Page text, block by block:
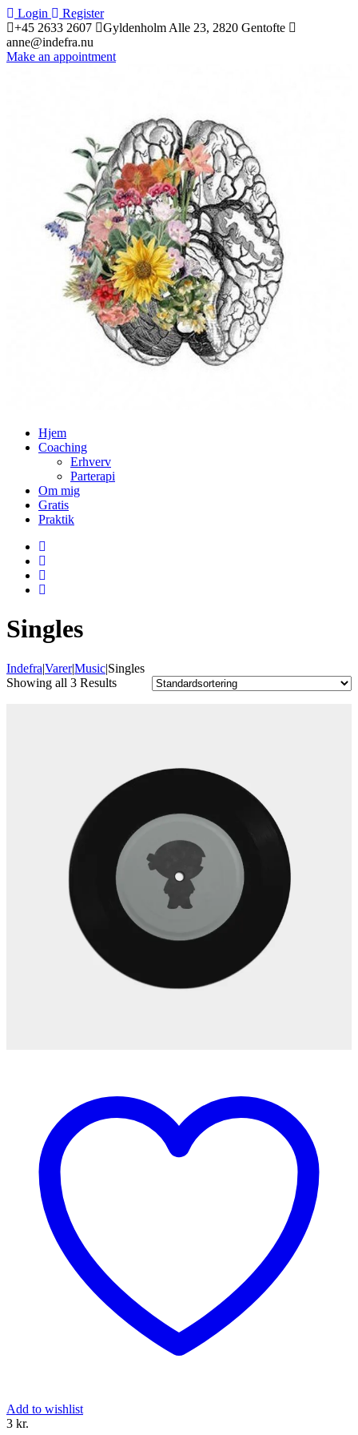
Login
Register
+45 2633 2607
Gyldenholm Alle 23, 2820 Gentofte
anne@indefra.nu
Make an appointment
Hjem
Coaching
Erhverv
Parterapi
Om mig
Grati
Praktik
Single
Indefra|Varer|Music|Single
Showing all 3 Result
Add to wishlist
3 kr.